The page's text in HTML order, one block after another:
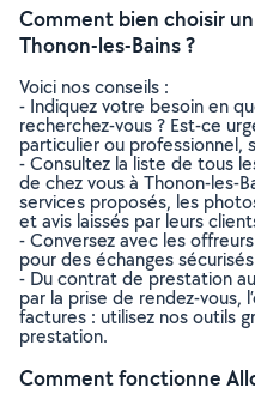
Comment bien choisir
Thonon-les-Bains ?
Voici nos conseils :
- Indiquez votre besoin en
recherchez-vous ? Est-ce
particulier ou professionnel,
- Consultez la liste de tous
de chez vous à Thonon-les-
services proposés, les
et avis laissés par leurs
- Conversez avec les
pour des échanges
- Du contrat de prestation
par la prise de rendez-vous,
factures : utilisez nos outils
prestation.
Comment fonctionne